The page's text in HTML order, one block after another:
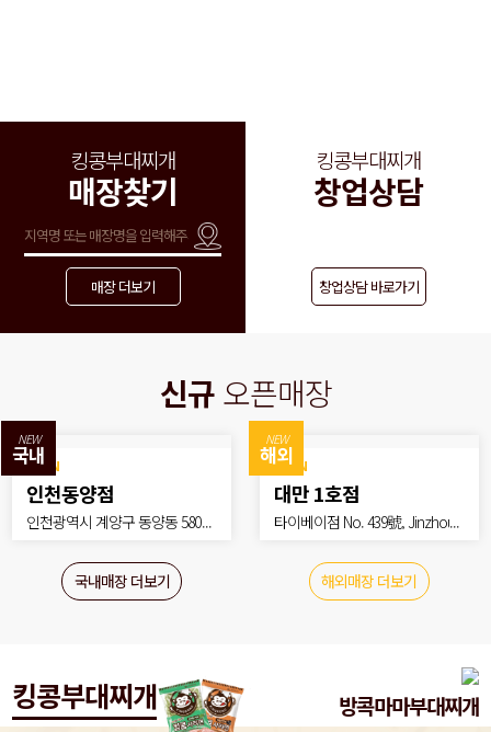
킹콩부대찌개
매장찾기
매장 더보기
킹콩부대찌개
창업상담
창업상담 바로가기
신규오픈매장
NEW
국내OPEN
인천동양점
인천광역시 계양구 동양동 580-2
동양타운 제1층 107호
OPEN
해남군청점
전라남도 해남군 해남읍 중앙1로
171 1층
국내매장 더보기
NEW
해외
OPEN
필리핀 1호점
마닐라 SM메몰점 Level3, Mega A
trium, SM Megamall, Doña Julia
daluyong, 1550
OPEN
대만 1호점
타이베이점 No. 439號, Jinzhou
St, Zhongshan District, Taipei Cit
해외매장 더보기
킹콩부대찌개
방콕마마부대찌개